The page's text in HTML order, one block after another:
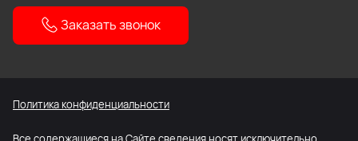
Заказать звонок
Политика конфиденциальности